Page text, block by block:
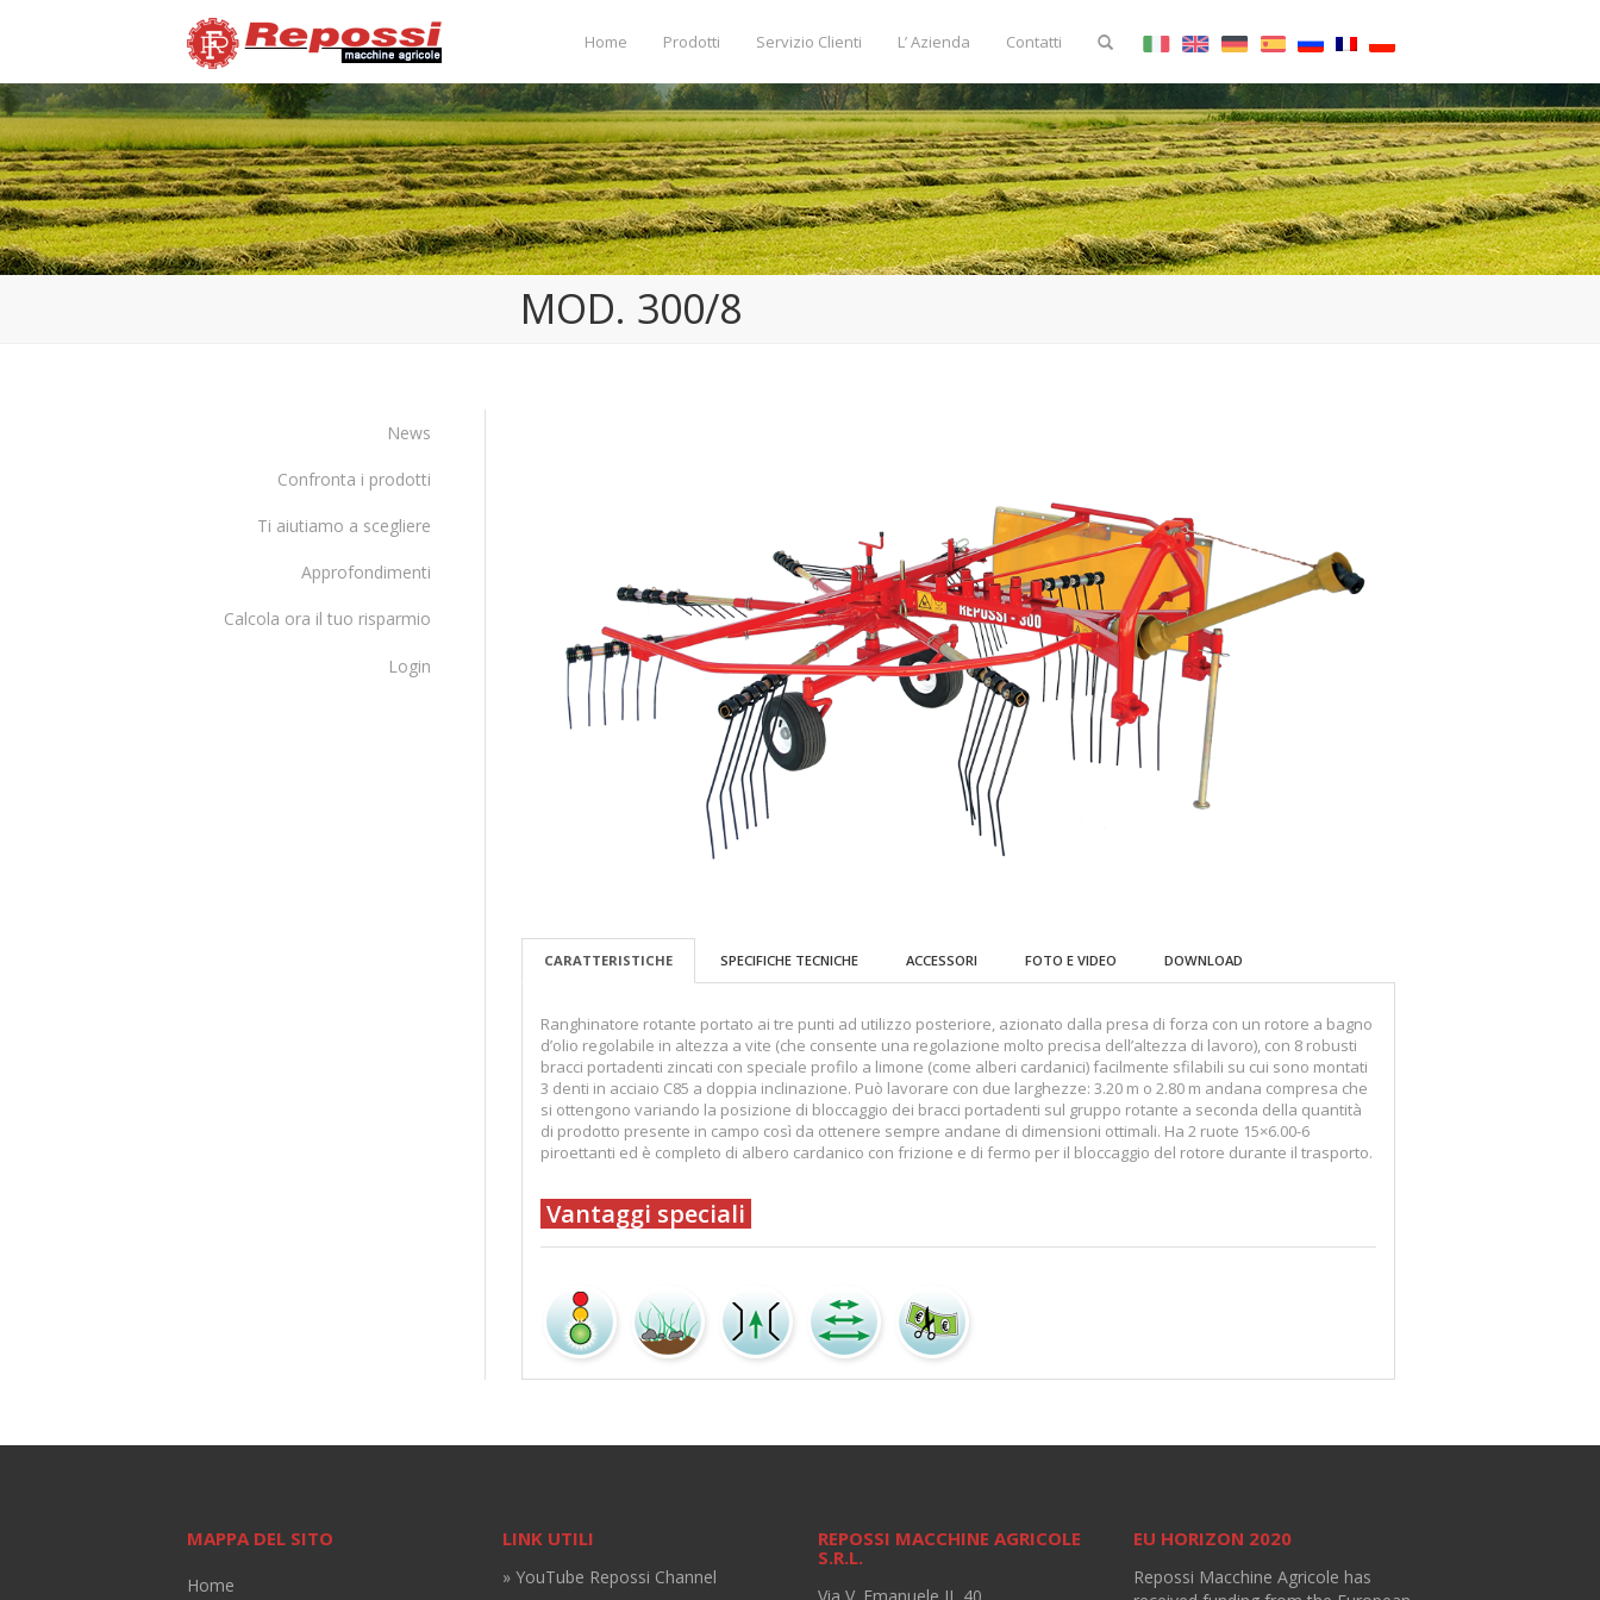
Home Prodotti Servizio Clienti L’ Azienda Contatti
MOD. 300/8
News
Confronta i prodotti
Ti aiutiamo a scegliere
Approfondimenti
Calcola ora il tuo risparmio
Login
CARATTERISTICHE SPECIFICHE TECNICHE ACCESSORI FOTO E VIDEO DOWNLOAD
Ranghinatore rotante portato ai tre punti ad utilizzo posteriore, azionato dalla presa di forza con un rotore a bagno
d’olio regolabile in altezza a vite (che consente una regolazione molto precisa dell’altezza di lavoro), con 8 robusti
bracci portadenti zincati con speciale profilo a limone (come alberi cardanici) facilmente sfilabili su cui sono montati
3 denti in acciaio C85 a doppia inclinazione. Può lavorare con due larghezze: 3.20 m o 2.80 m andana compresa che
si ottengono variando la posizione di bloccaggio dei bracci portadenti sul gruppo rotante a seconda della quantità
di prodotto presente in campo così da ottenere sempre andane di dimensioni ottimali. Ha 2 ruote 15×6.00-6
piroettanti ed è completo di albero cardanico con frizione e di fermo per il bloccaggio del rotore durante il trasporto.
Vantaggi speciali
MAPPA DEL SITO
Home
LINK UTILI
» YouTube Repossi Channel
REPOSSI MACCHINE AGRICOLE
S.R.L.
Via V. Emanuele II, 40
EU HORIZON 2020
Repossi Macchine Agricole has